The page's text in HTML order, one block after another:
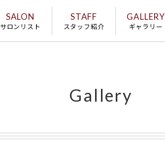
SALON
サロンリスト
STAFF
スタッフ紹介
GALLERY
ギャラリー
Gallery